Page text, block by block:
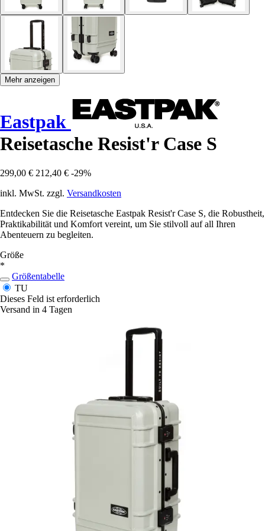
Mehr anzeigen
Eastpak
Reisetasche Resist'r Case S
299,00 € 212,40 € -29%
inkl. MwSt. zzgl. Versandkosten
Entdecken Sie die Reisetasche Eastpak Resist'r Case S, die Robustheit,
Praktikabilität und Komfort vereint, um Sie stilvoll auf all Ihren
Abenteuern zu begleiten.
Größe
*
Größentabelle
TU
Dieses Feld ist erforderlich
Versand in 4 Tagen